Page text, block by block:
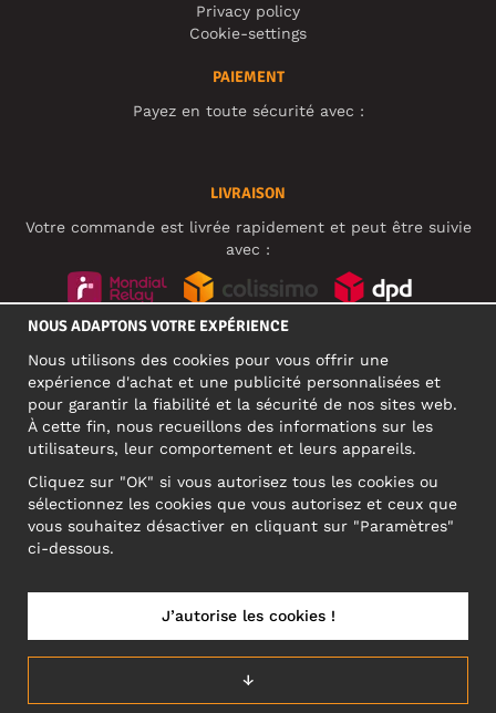
Privacy policy
Cookie-settings
PAIEMENT
Payez en toute sécurité avec :
LIVRAISON
Votre commande est livrée rapidement et peut être suivie
avec :
ADRESSE PROFESSIONNELLE
Narva mnt 5, EE-10117 Tallinn
Reg: 12356245
ATTENTION ! N'envoyez pas les retours de produits à cette
FRANCE/FRANÇAIS (FR)
NOUS ADAPTONS VOTRE EXPÉRIENCE
Nous utilisons des cookies pour vous offrir une
expérience d'achat et une publicité personnalisées et
pour garantir la fiabilité et la sécurité de nos sites web.
À cette fin, nous recueillons des informations sur les
utilisateurs, leur comportement et leurs appareils.
Cliquez sur "OK" si vous autorisez tous les cookies ou
sélectionnez les cookies que vous autorisez et ceux que
vous souhaitez désactiver en cliquant sur "Paramètres"
ci-dessous.
↓
J’autorise les cookies !